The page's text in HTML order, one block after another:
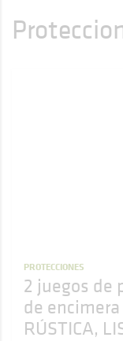
PROTECCIONES
2 juegos de
de
RÚSTICA,